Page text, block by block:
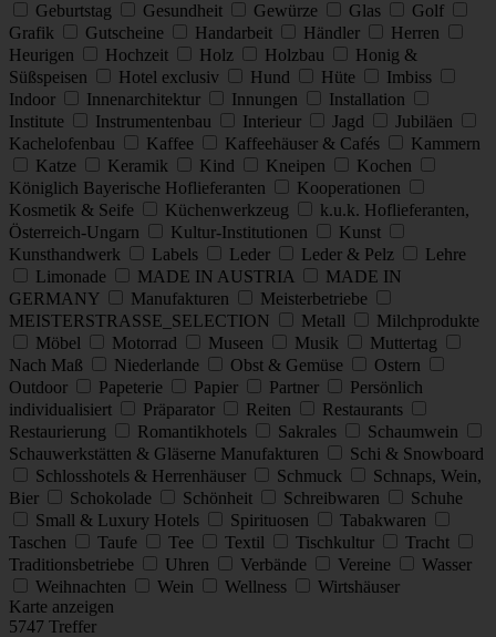
Geburtstag
Gesundheit Gewürze Glas
Golf
Grafik
Gutscheine Handarbeit Händler
Herren
Heurigen
Hochzeit Holz Holzbau
Honig &
Süßspeisen
Hotel exclusiv Hund Hüte
Imbiss
Indoor
Innenarchitektur Innungen
Installation
Institute
Instrumentenbau Interieur Jagd
Jubiläen
Kachelofenbau
Kaffee Kaffeehäuser & Cafés
Kammern
Katze
Keramik Kind Kneipen
Kochen
Königlich Bayerische Hoflieferanten
Kooperationen
Kosmetik & Seife
Küchenwerkzeug
k.u.k. Hoflieferanten,
Österreich-Ungarn
Kultur-Institutionen
Kunst
Kunsthandwerk
Labels Leder Leder & Pelz
Lehre
Limonade
MADE IN AUSTRIA
MADE IN
GERMANY
Manufakturen
Meisterbetriebe
MEISTERSTRASSE_SELECTION
Metall
Milchprodukte
Möbel
Motorrad Museen Musik
Muttertag
Nach Maß
Niederlande Obst & Gemüse
Ostern
Outdoor
Papeterie Papier Partner
Persönlich
individualisiert
Präparator Reiten
Restaurants
Restaurierung
Romantikhotels Sakrales
Schaumwein
Schauwerkstätten & Gläserne Manufakturen
Schi & Snowboard
Schlosshotels & Herrenhäuser
Schmuck
Schnaps, Wein,
Bier
Schokolade Schönheit Schreibwaren
Schuhe
Small & Luxury Hotels
Spirituosen
Tabakwaren
Taschen
Taufe Tee Textil Tischkultur
Tracht
Traditionsbetriebe
Uhren Verbände Vereine
Wasser
Weihnachten
Wein Wellness
Wirtshäuser
Karte anzeigen
5747 Treffer